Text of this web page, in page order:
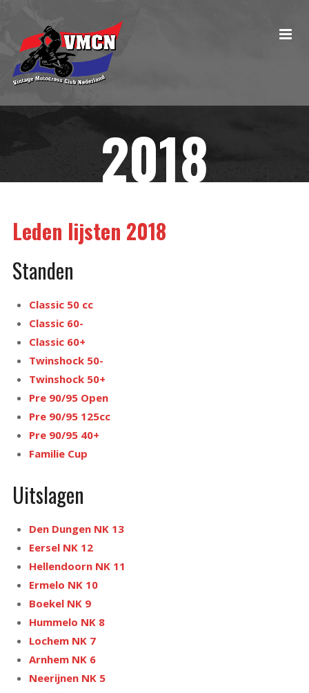
2018
Leden lijsten 2018
Standen
Classic 50 cc
Classic 60-
Classic 60+
Twinshock 50-
Twinshock 50+
Pre 90/95 Open
Pre 90/95 125cc
Pre 90/95 40+
Familie Cup
Uitslagen
Den Dungen NK 13
Eersel NK 12
Hellendoorn NK 11
Ermelo NK 10
Boekel NK 9
Hummelo NK 8
Lochem NK 7
Arnhem NK 6
Neerijnen NK 5